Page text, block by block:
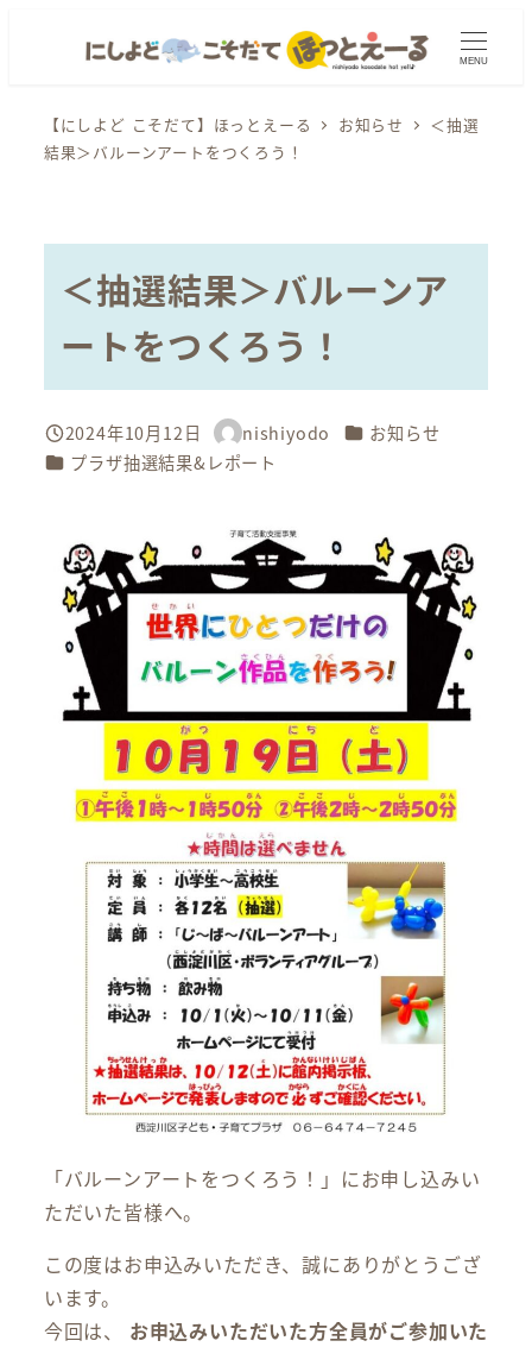
MENU
【にしよど こそだて】ほっとえーる お知らせ
＜抽選
結果＞バルーンアートをつくろう！
＜抽選結果＞バルーンア
ートをつくろう！
投稿日
2024年10月12日
著
者
nishiyodo カテゴリー
お知らせ
カテゴリー
プラザ抽選結果&レポート
「バルーンアートをつくろう！」にお申し込みい
ただいた皆様へ。
この度はお申込みいただき、誠にありがとうござ
います。
今回は、 お申込みいただいた方全員がご参加いた